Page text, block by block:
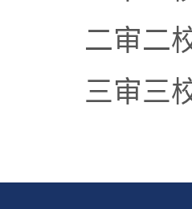
二审二
三审三